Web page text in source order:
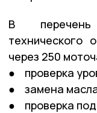
В перечень
технического
через 250
● проверка
● замена
● проверка